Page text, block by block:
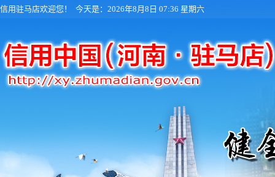
信用驻马店欢迎您！ 今天是：2026年8月8日 07:36 星期六